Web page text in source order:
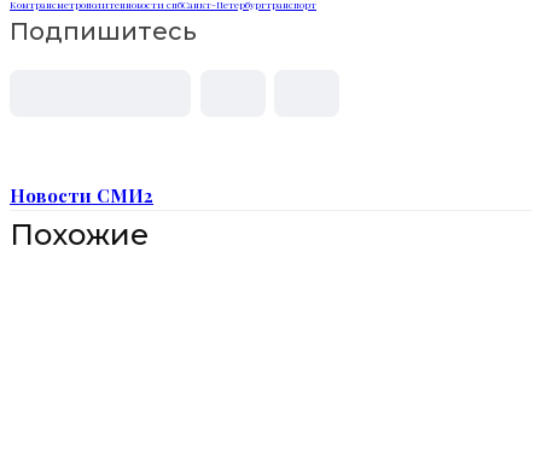
Комтрансметрополитенновости спбСанкт-Петербургтранспорт
Подпишитесь
Новости СМИ2
Похожие